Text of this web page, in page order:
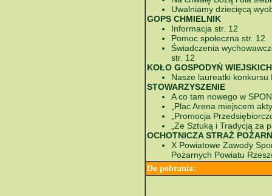
Uwalniamy dziecięcą
GOPS CHMIELNIK
Informacja str. 12
Pomoc społeczna str. 12
Świadczenia
str. 12
KOŁO GOSPODYŃ WIEJSKICH
Nasze laureatki konkursu
STOWARZYSZENIE
A co tam nowego w
„Plac Arena miejscem
„Promocja
„Ze Sztuką i Tradycją za
OCHOTNICZA STRAŻ
X Powiatowe Zawody
Pożarnych Powiatu
Do pobrania: